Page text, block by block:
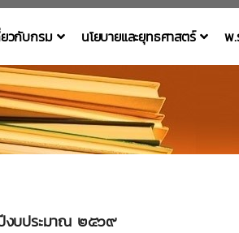
ยวกับกรม นโยบายและยุทธศาสตร์ พ.
ปีงบประมาณ ๒๕๖๙